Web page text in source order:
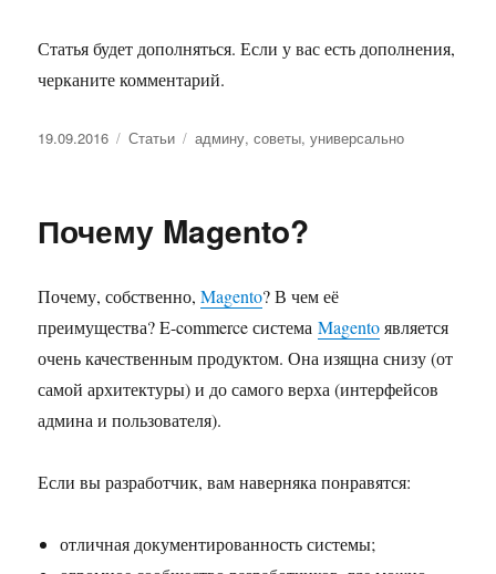
Статья будет дополняться. Если у вас есть дополнения,
черканите комментарий.
Опубликовано
19.09.2016 Рубрики
Статьи Метки
админу,советы,универсально
Почему Magento?
Почему, собственно,Magento? В чем её
преимущества? E-commerce системаMagentoявляется
очень качественным продуктом. Она изящна снизу (от
самой архитектуры) и до самого верха (интерфейсов
админа и пользователя).
Если вы разработчик, вам наверняка понравятся:
отличная документированность системы;